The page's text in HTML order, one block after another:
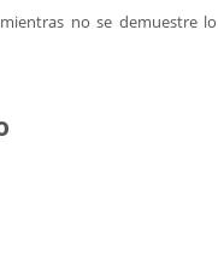
no se demuestre lo